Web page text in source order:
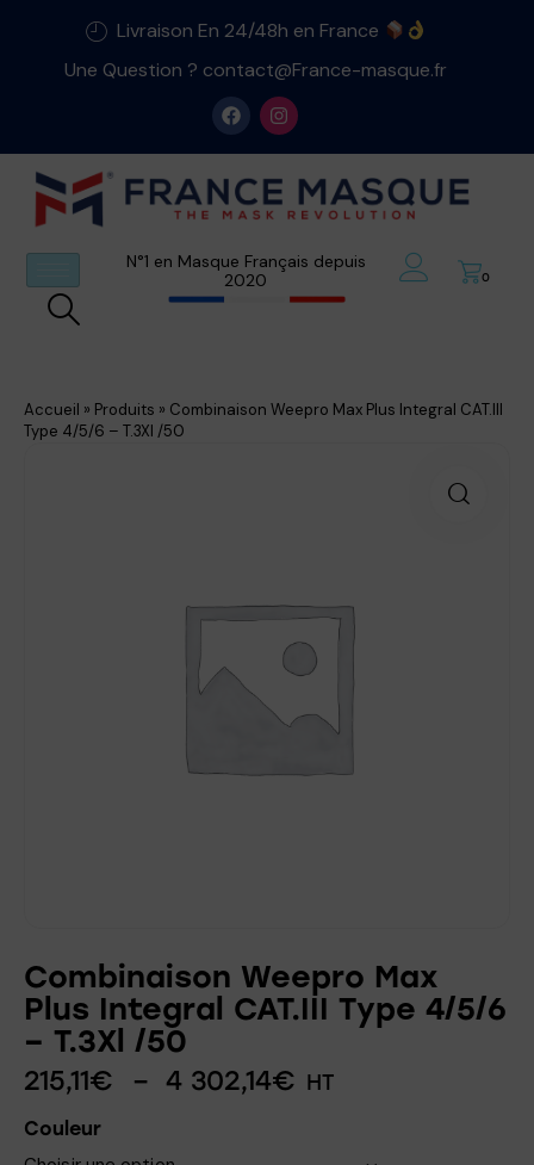
Livraison En 24/48h en France
Une Question ? contact@France-masque.fr
N°1 en Masque Français depuis
2020
0
Accueil » Produits » Combinaison Weepro Max Plus Integral CAT.III
Type 4/5/6 – T.3Xl /50
Combinaison Weepro Max
Plus Integral CAT.III Type 4/5/6
– T.3Xl /50
215,11€ – 4 302,14€ HT
Couleur